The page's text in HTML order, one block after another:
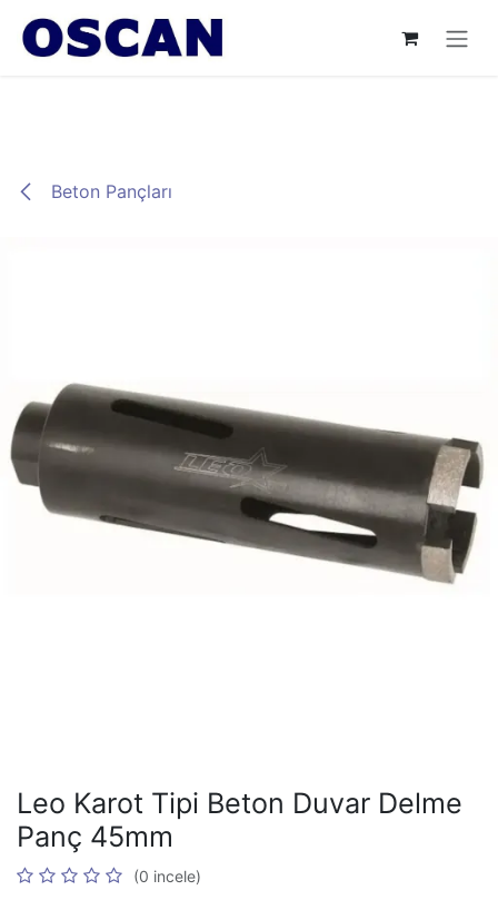
İçereği Atla
Beton Pançları
Leo Karot Tipi Beton Duvar Delme
Panç 45mm
(0 incele)